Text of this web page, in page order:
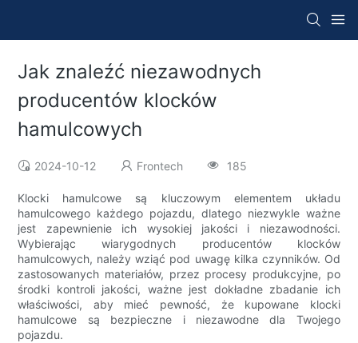
Jak znaleźć niezawodnych
producentów klocków
hamulcowych
2024-10-12 Frontech 185
Klocki hamulcowe są kluczowym elementem układu
hamulcowego każdego pojazdu, dlatego niezwykle ważne
jest zapewnienie ich wysokiej jakości i niezawodności.
Wybierając wiarygodnych producentów klocków
hamulcowych, należy wziąć pod uwagę kilka czynników. Od
zastosowanych materiałów, przez procesy produkcyjne, po
środki kontroli jakości, ważne jest dokładne zbadanie ich
właściwości, aby mieć pewność, że kupowane klocki
hamulcowe są bezpieczne i niezawodne dla Twojego
pojazdu.